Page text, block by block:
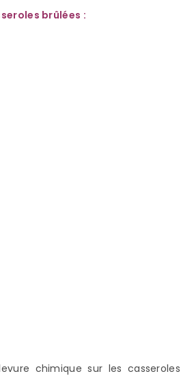
brûlées :
chimique sur les casseroles